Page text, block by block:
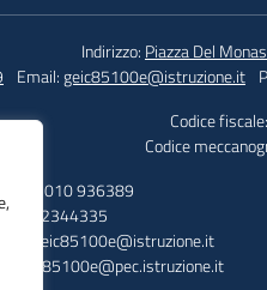
Indirizzo: Piazza Del
Email:geic85100e@istruzione.it
Codice
Codice
010 936389
010 2344335
geic85100e@istruzione.it
geic85100e@pec.istruzione.it